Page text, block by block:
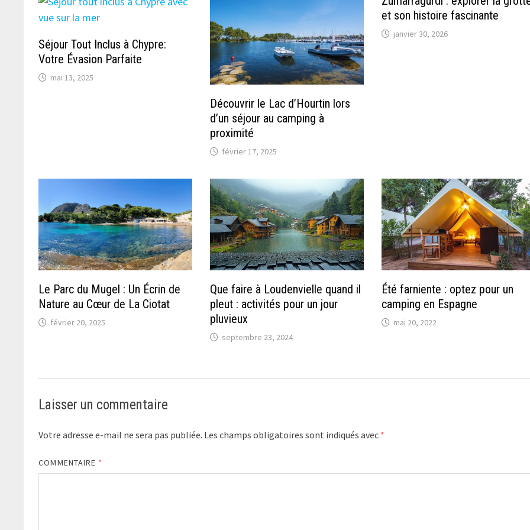
Séjour Tout Inclus à Chypre:
Votre Évasion Parfaite
mai 13, 2025
Découvrir le Lac d’Hourtin lors
d’un séjour au camping à
proximité
février 17, 2025
et son histoire fascinante
janvier 30, 2026
Le Parc du Mugel : Un Écrin de
Nature au Cœur de La Ciotat
février 20, 2025
Que faire à Loudenvielle quand il
pleut : activités pour un jour
pluvieux
septembre 23, 2024
Été farniente : optez pour un
camping en Espagne
mai 20, 2022
Laisser un commentaire
Votre adresse e-mail ne sera pas publiée. Les champs obligatoires sont indiqués avec *
COMMENTAIRE *